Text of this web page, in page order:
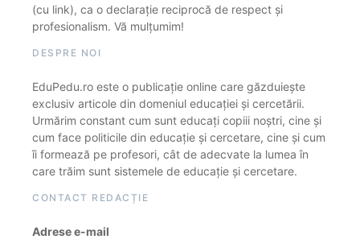
(cu link), ca o declarație reciprocă de respect și
profesionalism. Vă mulțumim!
DESPRE NOI
EduPedu.ro este o publicație online care găzduiește
exclusiv articole din domeniul educației și cercetării.
Urmărim constant cum sunt educați copiii noștri, cine și
cum face politicile din educație și cercetare, cine și cum
îi formează pe profesori, cât de adecvate la lumea în
care trăim sunt sistemele de educație și cercetare.
CONTACT REDACȚIE
Adrese e-mail